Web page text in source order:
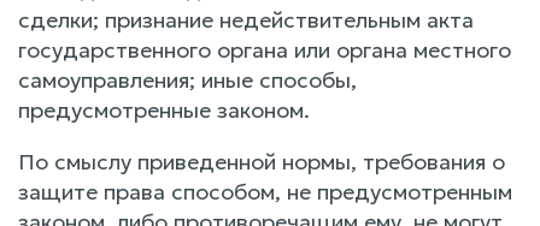
сделки; признание недействительным акта
государственного органа или органа местного
самоуправления; иные способы,
предусмотренные законом.
По смыслу приведенной нормы, требования о
защите права способом, не предусмотренным